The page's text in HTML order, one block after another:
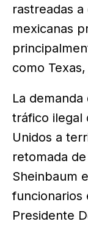
rastreadas
mexicanas
como
La
tráfico ilegal
Unidos a
retomada
Sheinbaum
funcionarios
Presidente